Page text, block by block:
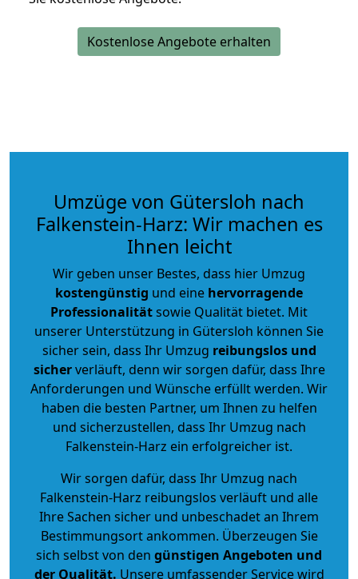
Kostenlose Angebote erhalten
Umzüge von Gütersloh nach
Falkenstein-Harz: Wir machen es
Ihnen leicht
Wir geben unser Bestes, dass hier Umzug
kostengünstig und eine hervorragende
Professionalitätsowie Qualität bietet. Mit
unserer Unterstützung in Gütersloh können Sie
sicher sein, dass Ihr Umzug reibungslos und
sicherverläuft, denn wir sorgen dafür, dass Ihre
Anforderungen und Wünsche erfüllt werden. Wir
haben die besten Partner, um Ihnen zu helfen
und sicherzustellen, dass Ihr Umzug nach
Falkenstein-Harz ein erfolgreicher ist.
Wir sorgen dafür, dass Ihr Umzug nach
Falkenstein-Harz reibungslos verläuft und alle
Ihre Sachen sicher und unbeschadet an Ihrem
Bestimmungsort ankommen. Überzeugen Sie
sich selbst von den günstigen Angeboten und
der Qualität. Unsere umfassender Service wird